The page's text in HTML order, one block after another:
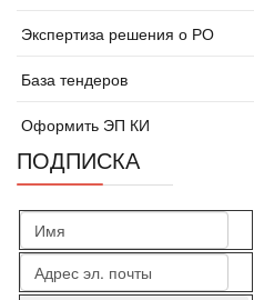
Экспертиза решения о РО
База тендеров
Оформить ЭП КИ
ПОДПИСКА